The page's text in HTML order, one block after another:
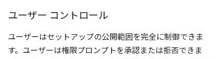
ユーザー コントロール
ユーザーはセットアップの公開範囲を完全に制御できま
す。ユーザーは権限プロンプトを承認または拒否できま